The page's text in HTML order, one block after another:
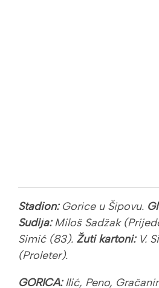
Stadion:Gorice u Šipovu.
Sudija:Miloš Sadžak
Simić (83). Žuti kartoni:V.
(Proleter).
GORICA:Ilić, Peno,